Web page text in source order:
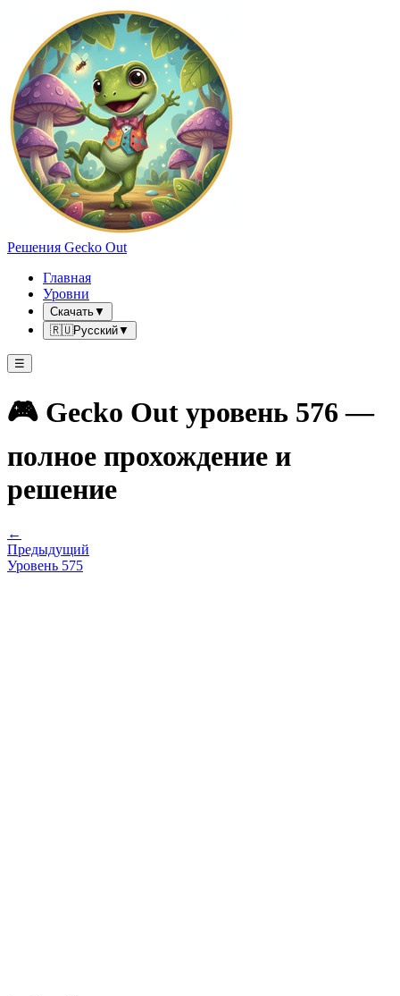
Решения Gecko Out
Главная
Уровни
Скачать▼
🇷🇺Русский▼
☰
🎮 Gecko Out уровень 576 —
полное прохождение и
решение
←
Предыдущий
Уровень 575